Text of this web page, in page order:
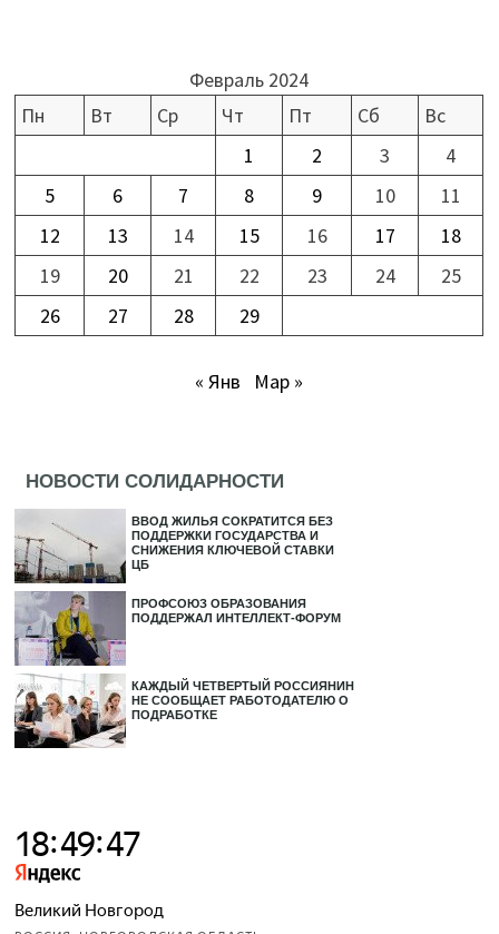
Февраль 2024
Пн
Вт Ср Чт Пт Сб
Вс
1
2 3
4
5
6 7 8 9 10
11
12
13 14 15 16 17
18
19
20 21 22 23 24
25
26
27 28 29
« Янв Мар »
НОВОСТИ СОЛИДАРНОСТИ
ВВОД ЖИЛЬЯ СОКРАТИТСЯ БЕЗ
ПОДДЕРЖКИ ГОСУДАРСТВА И
СНИЖЕНИЯ КЛЮЧЕВОЙ СТАВКИ
ЦБ
ПРОФСОЮЗ ОБРАЗОВАНИЯ
ПОДДЕРЖАЛ ИНТЕЛЛЕКТ-ФОРУМ
КАЖДЫЙ ЧЕТВЕРТЫЙ РОССИЯНИН
НЕ СООБЩАЕТ РАБОТОДАТЕЛЮ О
ПОДРАБОТКЕ